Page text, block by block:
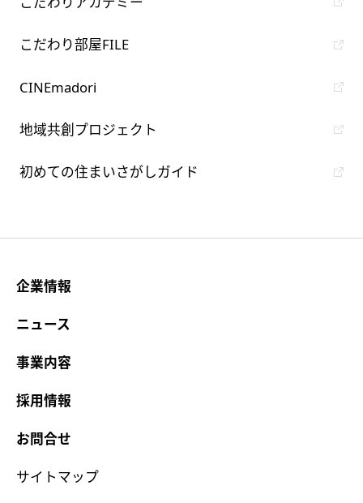
こだわり部屋FILE
CINEmadori
地域共創プロジェクト
初めての住まいさがしガイド
企業情報
ニュース
事業内容
採用情報
お問合せ
サイトマップ